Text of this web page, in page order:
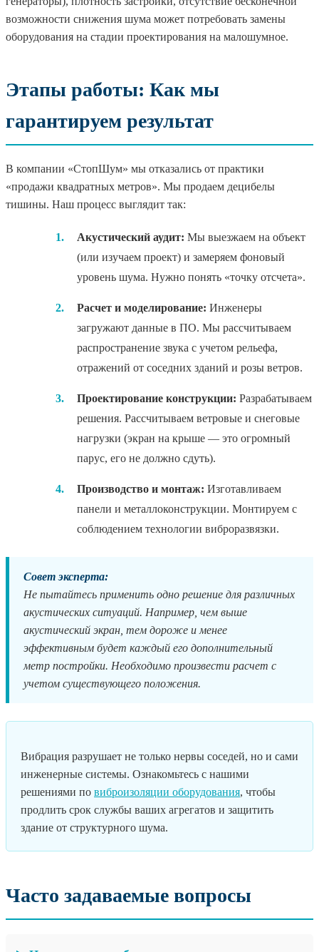
возможности снижения шума может потребовать замены
оборудования на стадии проектирования на малошумное.
Этапы работы: Как мы
гарантируем результат
В компании «СтопШум» мы отказались от практики
«продажи квадратных метров». Мы продаем децибелы
тишины. Наш процесс выглядит так:
1. Акустический аудит: Мы выезжаем на объект
(или изучаем проект) и замеряем фоновый
уровень шума. Нужно понять «точку отсчета».
2. Расчет и моделирование: Инженеры
загружают данные в ПО. Мы рассчитываем
распространение звука с учетом рельефа,
отражений от соседних зданий и розы ветров.
3. Проектирование конструкции: Разрабатываем
решения. Рассчитываем ветровые и снеговые
нагрузки (экран на крыше — это огромный
парус, его не должно сдуть).
4. Производство и монтаж: Изготавливаем
панели и металлоконструкции. Монтируем с
соблюдением технологии виброразвязки.
Совет эксперта:
Не пытайтесь применить одно решение для различных
акустических ситуаций. Например, чем выше
акустический экран, тем дороже и менее
эффективным будет каждый его дополнительный
метр постройки. Необходимо произвести расчет с
учетом существующего положения.
Вибрация разрушает не только нервы соседей, но и сами
инженерные системы. Ознакомьтесь с нашими
решениями по виброизоляции оборудования, чтобы
продлить срок службы ваших агрегатов и защитить
здание от структурного шума.
Часто задаваемые вопросы